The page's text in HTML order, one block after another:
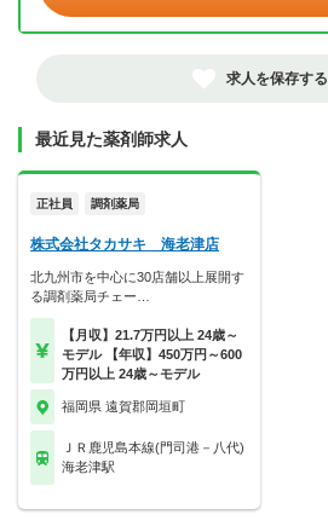
求人を保存する
最近見た薬剤師求人
正社員 調剤薬局
株式会社タカサキ 海老津店
北九州市を中心に30店舗以上展開す
る調剤薬局チェー…
【月収】21.7万円以上 24歳～
モデル 【年収】450万円～600
万円以上 24歳～モデル
福岡県 遠賀郡岡垣町
ＪＲ鹿児島本線(門司港－八代)
海老津駅